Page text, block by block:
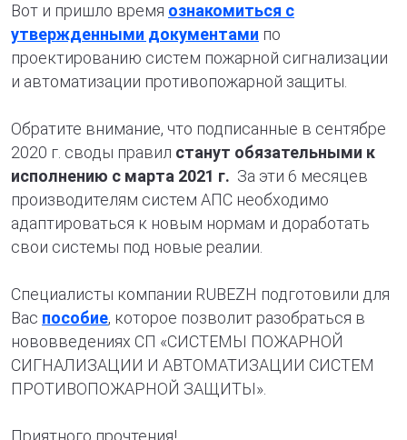
Вот и пришло время ознакомиться с
утвержденными документами по
проектированию систем пожарной сигнализации
и автоматизации противопожарной защиты.
Обратите внимание, что подписанные в сентябре
2020 г. своды правил станут обязательными к
исполнению с марта 2021 г. За эти 6 месяцев
производителям систем АПС необходимо
адаптироваться к новым нормам и доработать
свои системы под новые реалии.
Специалисты компании RUBEZH подготовили для
Вас пособие, которое позволит разобраться в
нововведениях СП «СИСТЕМЫ ПОЖАРНОЙ
СИГНАЛИЗАЦИИ И АВТОМАТИЗАЦИИ СИСТЕМ
ПРОТИВОПОЖАРНОЙ ЗАЩИТЫ».
Приятного прочтения!